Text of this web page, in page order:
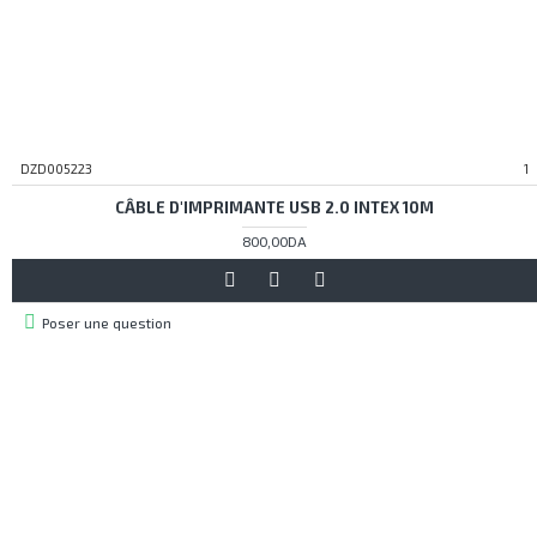
DZD005223 1
CÂBLE D'IMPRIMANTE USB 2.0 INTEX 10M
800,00DA
Poser une question